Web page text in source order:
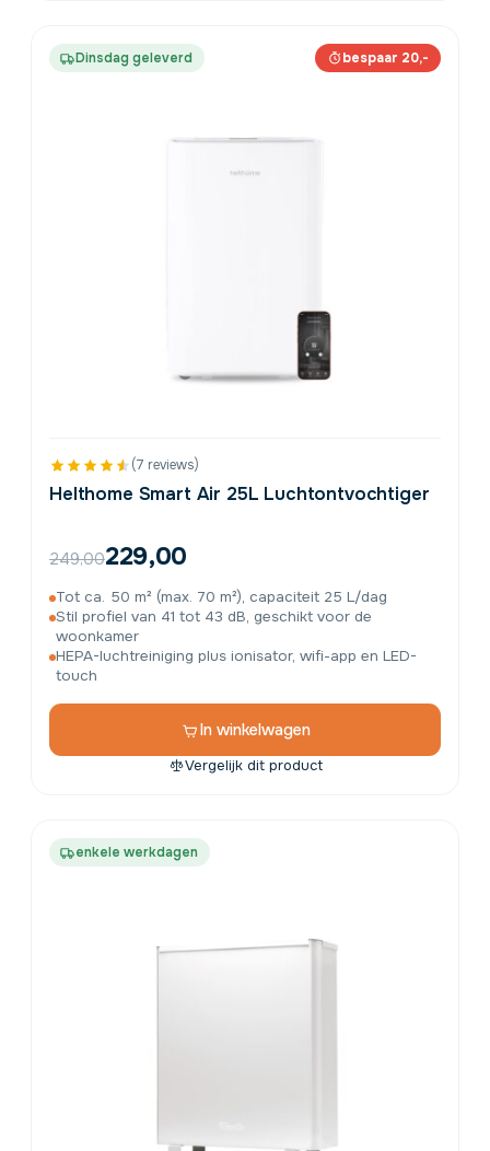
Dinsdag geleverd bespaar 20,-
(7 reviews)
Helthome Smart Air 25L Luchtontvochtiger
249,00229,00
Tot ca. 50 m² (max. 70 m²), capaciteit 25 L/dag
Stil profiel van 41 tot 43 dB, geschikt voor de
woonkamer
HEPA-luchtreiniging plus ionisator, wifi-app en LED-
touch
In winkelwagen
Vergelijk dit product
enkele werkdagen